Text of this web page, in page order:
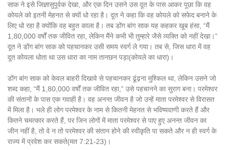
साक ने इसे जिज्ञासुपूर्वक देखा, और एक दिन उसने उस दूत के पास आकर पूछा कि वह
कोयले को इतनी मेहनत से क्यों धो रहा है। दूत ने कहा कि वह कोयले को सफेद बनाने के
लिए धो रहा है क्योंकि वह बहुत काला है। तब डोंग बांग साक यह कहकर खूब हंसा, “मैं
1,80,000 वर्षों तक जीवित रहा, लेकिन मैंने कभी भी तुम्हारे जैसे व्यक्ति को नहीं देखा।”
दूत ने डोंग बांग साक को पहचानकर उसी समय स्वर्ग ले गया। तब से, जिस धारा में वह
दूत कोयला धोता था उस धारा का नाम तानछन पड़ा(कोयले का धारा)।
डोंग बांग साक को केवल बाहरी दिखावे से पहचानकर ढूंढ़ना मुश्किल था, लेकिन उसने जो
शब्द कहा, “मैं 1,80,000 वर्षों तक जीवित रहा,” उसे पहचानने का सुराग बना। परमेश्वर
की संतानों के पास एक गवाही है। वह अनन्त जीवन है जो उन्हें माता परमेश्वर से विरासत
में मिला है। भले ही लोग परमेश्वर के नाम से कितनी मेहनत से भविष्यवाणी करते हैं और
कितने चमत्कार करते हैं, पर जिन लोगों में माता परमेश्वर से पाए हुए अनन्त जीवन का
जीन नहीं है, तो वे न तो परमेश्वर की संतान होने की स्वीकृति पा सकते और न ही स्वर्ग के
राज्य में प्रवेश कर सकते(मत 7:21-23)।